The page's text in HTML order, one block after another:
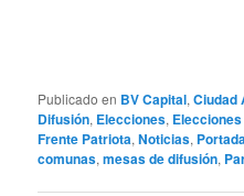
Publicado en BV Capital,Ciudad
Difusión, Elecciones,
Frente Patriota,Noticias,
comunas,mesas de difusión,